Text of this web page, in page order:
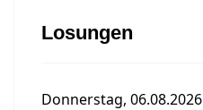
Losungen
Donnerstag, 06.08.2026